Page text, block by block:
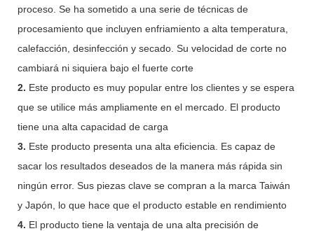
proceso. Se ha sometido a una serie de técnicas de
procesamiento que incluyen enfriamiento a alta temperatura,
calefacción, desinfección y secado. Su velocidad de corte no
cambiará ni siquiera bajo el fuerte corte
2. Este producto es muy popular entre los clientes y se espera
que se utilice más ampliamente en el mercado. El producto
tiene una alta capacidad de carga
3. Este producto presenta una alta eficiencia. Es capaz de
sacar los resultados deseados de la manera más rápida sin
ningún error. Sus piezas clave se compran a la marca Taiwán
y Japón, lo que hace que el producto estable en rendimiento
4. El producto tiene la ventaja de una alta precisión de